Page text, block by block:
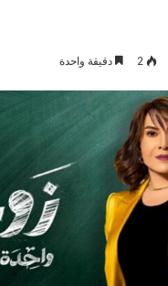
2 دقيقة واحدة